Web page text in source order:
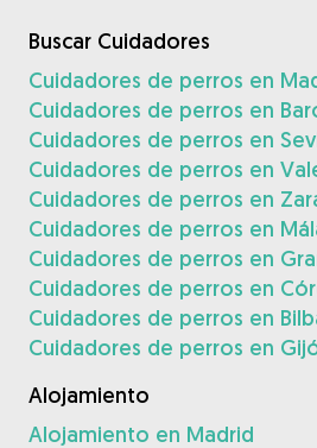
Buscar Cuidadores
Cuidadores de perros en
Cuidadores de perros en
Cuidadores de perros en
Cuidadores de perros en
Cuidadores de perros en
Cuidadores de perros en
Cuidadores de perros en
Cuidadores de perros en
Cuidadores de perros en
Cuidadores de perros en
Alojamiento
Alojamiento en Madrid